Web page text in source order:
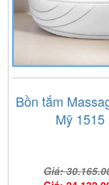
Ảnh giấy chứng
của thương hiệu
Bồn tắm
Mỹ 1515
Giá: